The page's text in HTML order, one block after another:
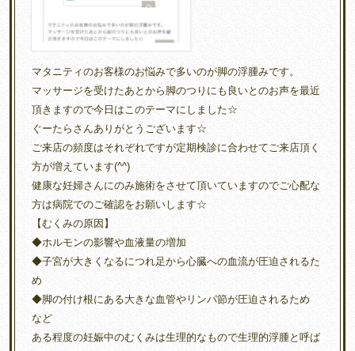
マタニティのお客様のお悩みで多いのが脚の浮腫みです。
マッサージを受けたあとから脚のつりにも良いとのお声を最近
頂きますので今日はこのテーマにしました☆
ぐーたらさんありがとうございます☆
ご来店の頻度はそれぞれですが定期検診に合わせてご来店頂く
方が増えています(^^)
健康な妊婦さんにのみ施術をさせて頂いていますのでご心配な
方は病院でのご確認をお願いします☆
【むくみの原因】
◆ホルモンの影響や血液量の増加
◆子宮が大きくなるにつれ足から心臓への血流が圧迫されるた
め
◆脚の付け根にある大きな血管やリンパ節が圧迫されるため
など
ある程度の妊娠中のむくみは生理的なもので生理的浮腫と呼ば